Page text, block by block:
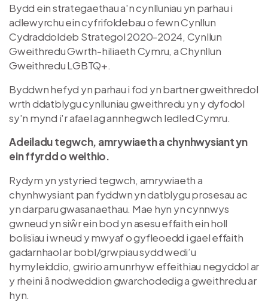
Bydd ein strategaethau a'n cynlluniau yn parhau i
adlewyrchu ein cyfrifoldebau o fewn Cynllun
Cydraddoldeb Strategol 2020-2024, Cynllun
Gweithredu Gwrth-hiliaeth Cymru, a Chynllun
Gweithredu LGBTQ+.
Byddwn hefyd yn parhau i fod yn bartner gweithredol
wrth ddatblygu cynlluniau gweithredu yn y dyfodol
sy'n mynd i'r afael ag annhegwch ledled Cymru.
Adeiladu tegwch, amrywiaeth a chynhwysiant yn
ein ffyrdd o weithio.
Rydym yn ystyried tegwch, amrywiaeth a
chynhwysiant pan fyddwn yn datblygu prosesau ac
yn darparu gwasanaethau. Mae hyn yn cynnwys
gwneud yn siŵr ein bod yn asesu effaith ein holl
bolisïau i wneud y mwyaf o gyfleoedd i gael effaith
gadarnhaol ar bobl/grwpiau sydd wedi’u
hymyleiddio, gwirio am unrhyw effeithiau negyddol ar
y rheini â nodweddion gwarchodedig a gweithredu ar
hyn.